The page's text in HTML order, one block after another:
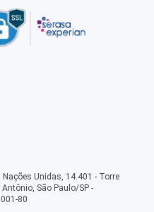
Nações Unidas, 14.401 - Torre
São Paulo/SP -
80